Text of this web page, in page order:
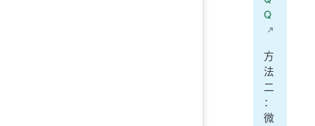
Q
方
法
二
：
微